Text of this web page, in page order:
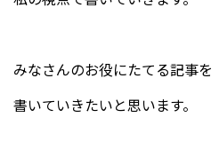
みなさんのお役にたてる記事を
書いていきたいと思います。